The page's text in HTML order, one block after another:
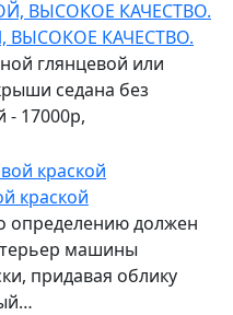
КАЧЕСТВО.
глянцевой или
седана без
- 17000р,
краской
определению должен
машины
придавая облику